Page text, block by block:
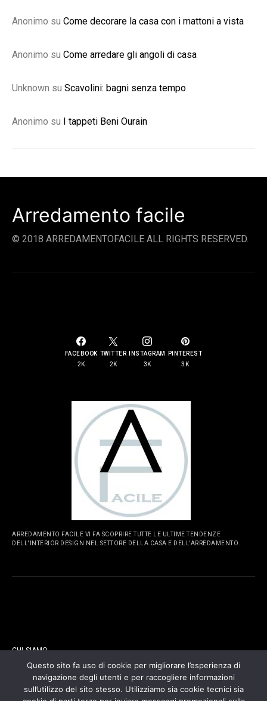
Anonimo su Come decorare la casa con i mattoni a vista
Anonimo su Come arredare gli angoli di casa
Unknown su Scavolini: bagni senza tempo
Anonimo su I tappeti Beni Ourain
Arredamento facile
© 2018 ARREDAMENTOFACILE ALL RIGHTS RESERVED.
FACEBOOK
2K
TWITTER
2K
INSTAGRAM
3K
PINTEREST
3K
ARREDAMENTO FACILE VI FA SCOPRIRE TUTTE LE ULTIME TENDENZE
DELL'INTERIOR DESIGN NEL SETTORE DELLA CASA E DELL'ARREDAMENTO.
CHI SIAMO
CONTATTI
Questo sito fa uso di cookie per migliorare l’esperienza di
navigazione degli utenti e per raccogliere informazioni
sull’utilizzo del sito stesso. Utilizziamo sia cookie tecnici sia